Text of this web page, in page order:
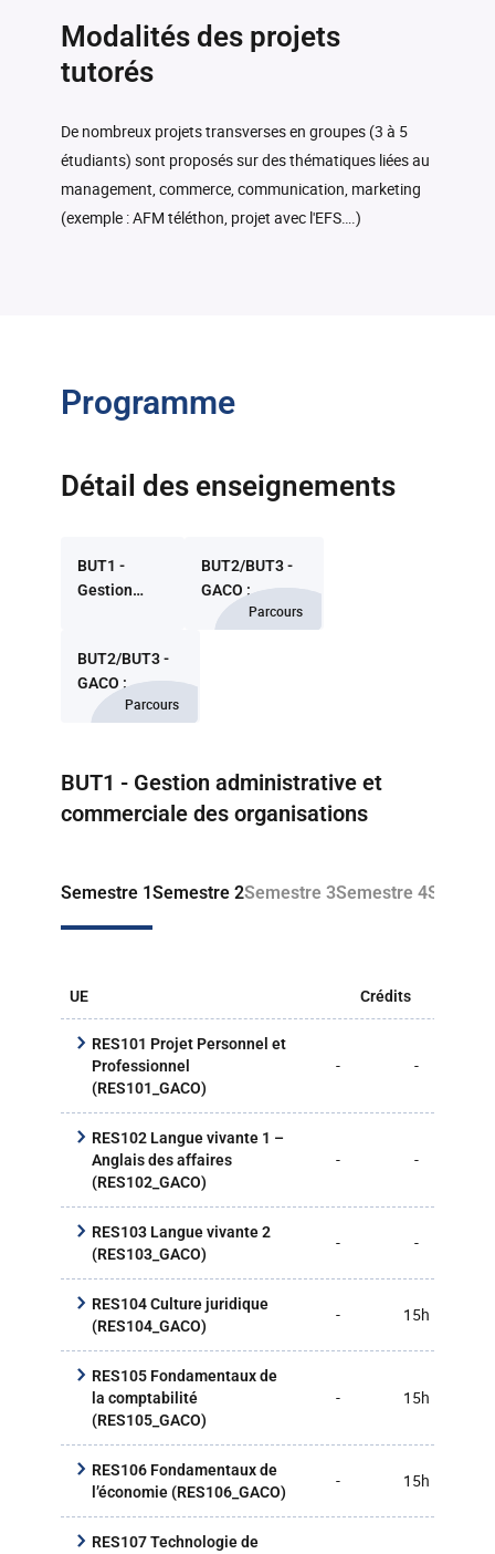
Modalités des projets
tutorés
De nombreux projets transverses en groupes (3 à 5
étudiants) sont proposés sur des thématiques liées au
management, commerce, communication, marketing
(exemple : AFM téléthon, projet avec l'EFS….)
Programme
Détail des enseignements
BUT1 -
Gestion
commerciale
des
organisations
BUT2/BUT3 -
GACO :
Management
Parcours
BUT2/BUT3 -
GACO :
Management
omnicanal -
Classique et
Parcours
Retour à la liste des programmes
BUT1 - Gestion administrative et
commerciale des organisations
Semestre 1Semestre 2Semestre 3Semestre 4
UE Crédits
RES101 Projet Personnel et
Professionnel
(RES101_GACO)
- -
RES102 Langue vivante 1 –
Anglais des affaires
(RES102_GACO)
- -
RES103 Langue vivante 2
(RES103_GACO)
- -
RES104 Culture juridique
(RES104_GACO)
- 15h
RES105 Fondamentaux de
la comptabilité
(RES105_GACO)
- 15h
RES106 Fondamentaux de
l’économie (RES106_GACO)
- 15h
RES107 Technologie de